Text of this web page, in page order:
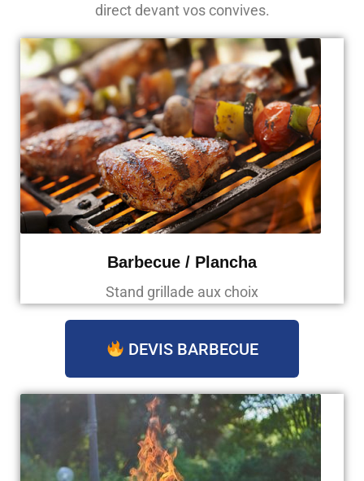
direct devant vos convives.
Barbecue / Plancha
Stand grillade aux choix
DEVIS BARBECUE